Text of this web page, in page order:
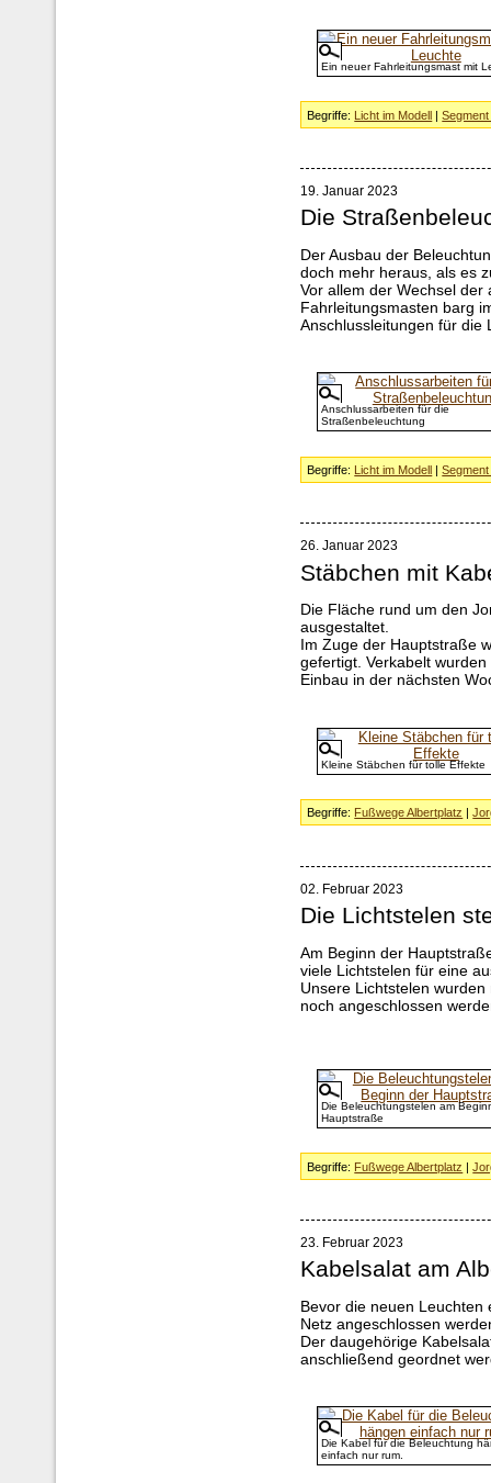
Ein neuer Fahrleitungsmast mit
Begriffe: Licht im Modell |
19. Januar 2023
Die
Der Ausbau der
doch mehr heraus, als es
Vor allem der Wechsel der
Fahrleitungsmasten barg
Anschlussleitungen für die
Anschlussarbeiten für die
Straßenbeleuchtung
Begriffe: Licht im Modell |
26. Januar 2023
Stäbchen mit
Die Fläche rund um den
ausgestaltet.
Im Zuge der Hauptstraße
gefertigt. Verkabelt
Einbau in der nächsten
Kleine Stäbchen für tolle Effekte
Begriffe: Fußwege Albertplatz |
02. Februar 2023
Die Lichtstelen
Am Beginn der
viele Lichtstelen für eine
Unsere Lichtstelen
noch angeschlossen
Die Beleuchtungstelen am
Hauptstraße
Begriffe: Fußwege Albertplatz |
23. Februar 2023
Kabelsalat am
Bevor die neuen
Netz angeschlossen
Der daugehörige
anschließend geordnet
Die Kabel für die Beleuchtung
einfach nur rum.